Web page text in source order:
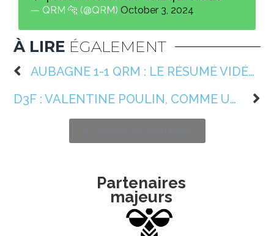
— QRM 🐆 (@QRM) October 3, 2024
À LIRE ÉGALEMENT
AUBAGNE 1-1 QRM : LE RÉSUMÉ VIDÉO DU MATCH 🎥
D3F : VALENTINE POULIN, COMME UNE GRANDE
Partenaires
majeurs